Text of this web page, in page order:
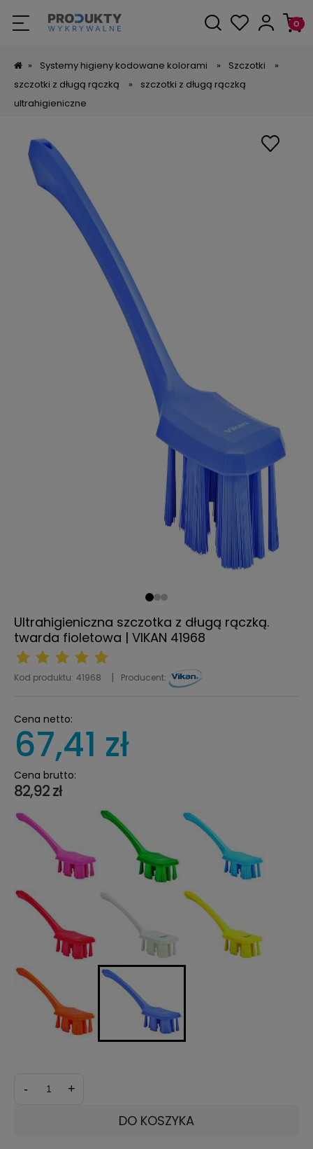
» Systemy higieny kodowane kolorami » Szczotki
»
szczotki z długą rączką
»
szczotki z długą rączką
ultrahigieniczne
Ultrahigieniczna szczotka z długą rączką.
twarda fioletowa | VIKAN 41968
Kod produktu: 41968 Producent:
Cena brutto:
82,92 zł
Cena netto:
67,41 zł
- +
DO KOSZYKA